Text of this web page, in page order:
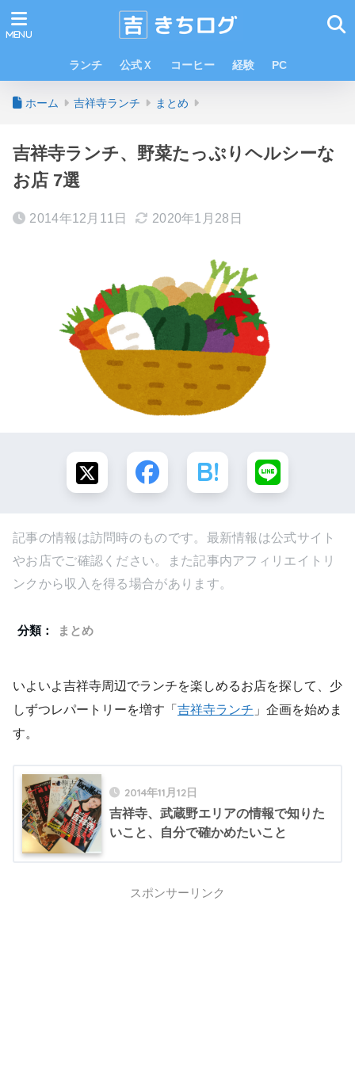
ランチ 公式Ｘ コーヒー 経験 PC
ホーム 吉祥寺ランチ まとめ
吉祥寺ランチ、野菜たっぷりヘルシーな
お店 7選
2014年12月11日 2020年1月28日
記事の情報は訪問時のものです。最新情報は公式サイト
やお店でご確認ください。また記事内アフィリエイトリ
ンクから収入を得る場合があります。
分類： まとめ
いよいよ吉祥寺周辺でランチを楽しめるお店を探して、少
しずつレパートリーを増す「 吉祥寺ランチ 」企画を始めま
す。
2014年11月12日
吉祥寺、武蔵野エリアの情報で知りた
いこと、自分で確かめたいこと
スポンサーリンク